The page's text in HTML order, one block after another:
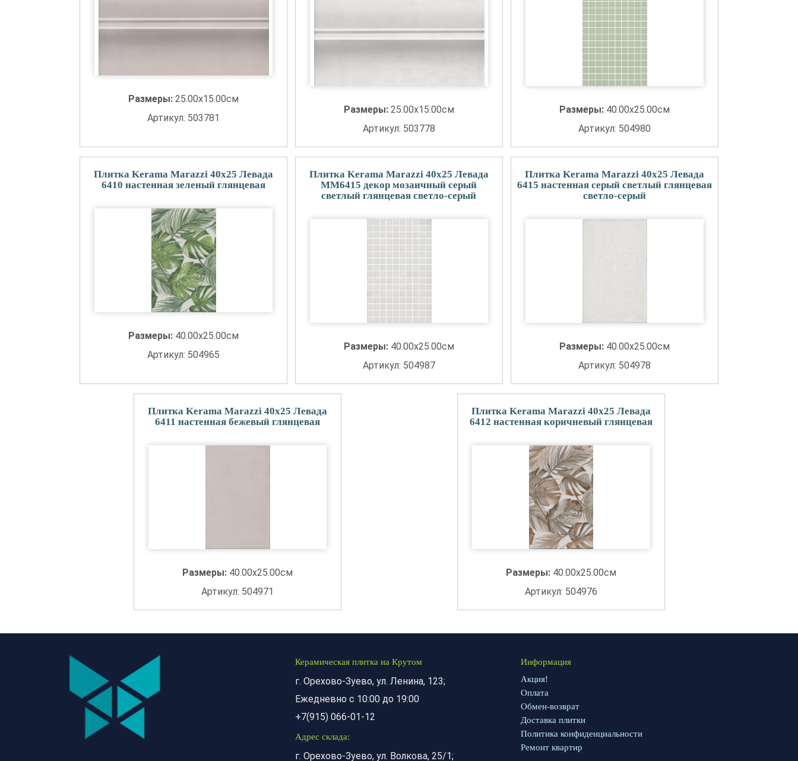
Размеры: 25.00x15.00см
Артикул: 503781
Размеры: 25.00x15.00см
Артикул: 503778
Размеры: 40.00x25.00см
Артикул: 504980
Плитка Kerama Marazzi 40x25 Левада
6410 настенная зеленый глянцевая
Размеры: 40.00x25.00см
Артикул: 504965
Плитка Kerama Marazzi 40x25 Левада
MM6415 декор мозаичный серый
светлый глянцевая светло-серый
Размеры: 40.00x25.00см
Артикул: 504987
Плитка Kerama Marazzi 40x25 Левада
6415 настенная серый светлый глянцевая
светло-серый
Размеры: 40.00x25.00см
Артикул: 504978
Плитка Kerama Marazzi 40x25 Левада
6411 настенная бежевый глянцевая
Размеры: 40.00x25.00см
Артикул: 504971
Плитка Kerama Marazzi 40x25 Левада
6412 настенная коричневый глянцевая
Размеры: 40.00x25.00см
Артикул: 504976
Керамическая плитка на Крутом
г. Орехово-Зуево, ул. Ленина, 123;
Ежедневно с 10:00 до 19:00
+7(915) 066-01-12
Адрес склада:
г. Орехово-Зуево, ул. Волкова, 25/1;
Информация
Акция!
Оплата
Обмен-возврат
Доставка плитки
Политика конфиденциальности
Ремонт квартир